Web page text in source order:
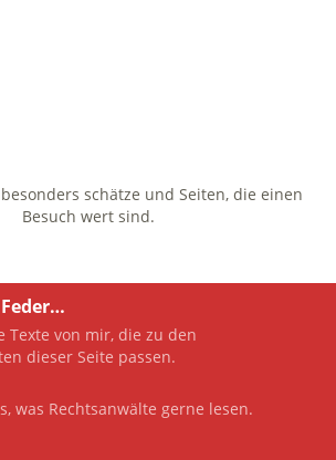
schätze und Seiten, die einen
Besuch wert sind.
Texte von mir, die zu den
dieser Seite passen.
was Rechtsanwälte gerne lesen.